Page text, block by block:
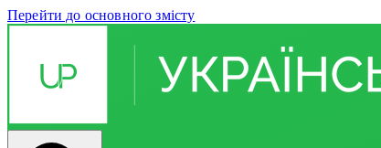
Перейти до основного змісту